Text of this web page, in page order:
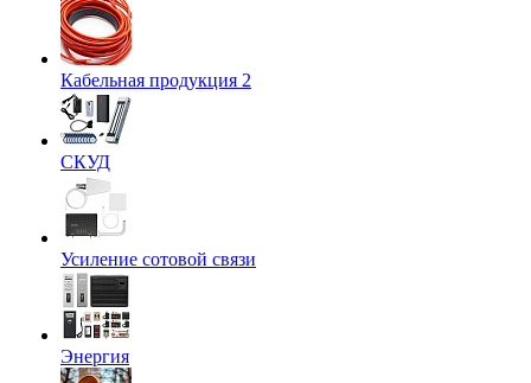
Кабельная продукция 2
СКУД
Усиление сотовой связи
Энергия